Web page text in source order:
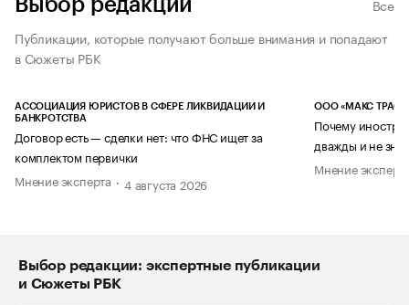
Выбор редакции
Все
Публикации, которые получают больше внимания и попадают
в Сюжеты РБК
АССОЦИАЦИЯ ЮРИСТОВ В СФЕРЕ ЛИКВИДАЦИИ И
БАНКРОТСТВА
Договор есть — сделки нет: что ФНС ищет за
комплектом первички
Мнение эксперта
4 августа 2026
ООО «МАКС ТРАСТ»
Почему
дважды и не
Мнение
Выбор редакции: экспертные публикации
и Сюжеты РБК